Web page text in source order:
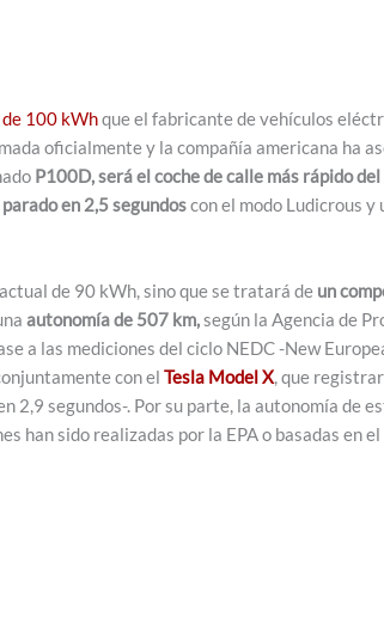
100 kWhque el fabricante de vehículos
oficialmente y la compañía americana ha
P100D, será el coche de calle más rápido del
en 2,5 segundoscon el modo Ludicrous y
de 90 kWh, sino que se tratará de un
autonomía de 507 km,según la Agencia de
a las mediciones del ciclo NEDC -New
con el Tesla Model X , que
2,9 segundos-. Por su parte, la autonomía de
han sido realizadas por la EPA o basadas en el